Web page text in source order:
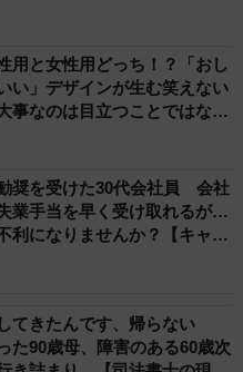
で、「自分1人だけの時
。ネットカフェでもどこ
からも離れ、1人で自分の心
たいのか」「何を大切にし
ます。瞑想のように心を
も良いでしょう。妻をどう
まずは自分自身の考え方
カウンセラーが解説】
用と女性用どっち！？「おし
い」デザインが生む笑えない
なのは目立つことではな
奨を受けた30代会社員 会社
業手当を早く受け取れるが…
利になりませんか？【キャリ
解説】
てきたんです、帰らない
90歳母、障害のある60歳次